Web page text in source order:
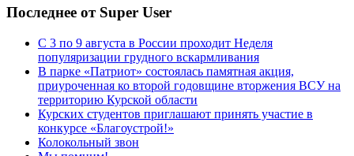
Последнее от Super User
С 3 по 9 августа в России проходит Неделя
популяризации грудного вскармливания
В парке «Патриот» состоялась памятная акция,
приуроченная ко второй годовщине вторжения ВСУ на
территорию Курской области
Курских студентов приглашают принять участие в
конкурсе «Благоустрой!»
Колокольный звон